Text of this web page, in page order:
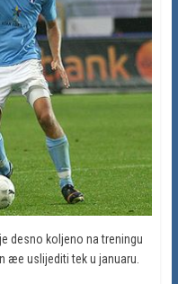
desno koljeno na treningu
æe uslijediti tek u januaru.